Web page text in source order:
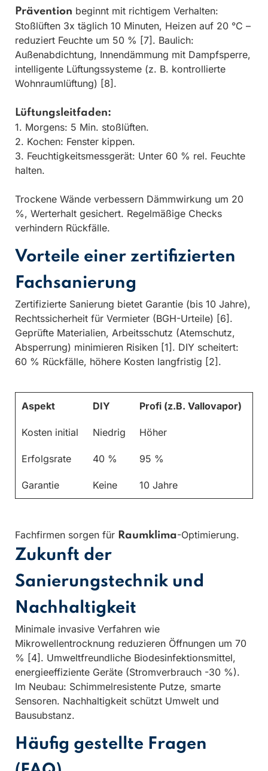
Prävention beginnt mit richtigem Verhalten:
Stoßlüften 3x täglich 10 Minuten, Heizen auf 20 °C –
reduziert Feuchte um 50 % [7]. Baulich:
Außenabdichtung, Innendämmung mit Dampfsperre,
intelligente Lüftungssysteme (z. B. kontrollierte
Wohnraumlüftung) [8].
Lüftungsleitfaden:
1. Morgens: 5 Min. stoßlüften.
2. Kochen: Fenster kippen.
3. Feuchtigkeitsmessgerät: Unter 60 % rel. Feuchte
halten.
Trockene Wände verbessern Dämmwirkung um 20
%, Werterhalt gesichert. Regelmäßige Checks
verhindern Rückfälle.
Vorteile einer zertifizierten
Fachsanierung
Zertifizierte Sanierung bietet Garantie (bis 10 Jahre),
Rechtssicherheit für Vermieter (BGH-Urteile) [6].
Geprüfte Materialien, Arbeitsschutz (Atemschutz,
Absperrung) minimieren Risiken [1]. DIY scheitert:
60 % Rückfälle, höhere Kosten langfristig [2].
Aspekt DIY Profi (z.B. Vallovapor)
Kosten initial Niedrig Höher
Erfolgsrate 40 % 95 %
Garantie Keine 10 Jahre
Fachfirmen sorgen für Raumklima-Optimierung.
Zukunft der
Sanierungstechnik und
Nachhaltigkeit
Minimale invasive Verfahren wie
Mikrowellentrocknung reduzieren Öffnungen um 70
% [4]. Umweltfreundliche Biodesinfektionsmittel,
energieeffiziente Geräte (Stromverbrauch -30 %).
Im Neubau: Schimmelresistente Putze, smarte
Sensoren. Nachhaltigkeit schützt Umwelt und
Bausubstanz.
Häufig gestellte Fragen